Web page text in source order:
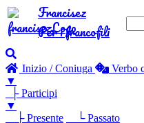
Francisez
Per i francofili
Inizio / Coniuga Verbo
▼
├ Participi
▼
├ Presente
└ Passato